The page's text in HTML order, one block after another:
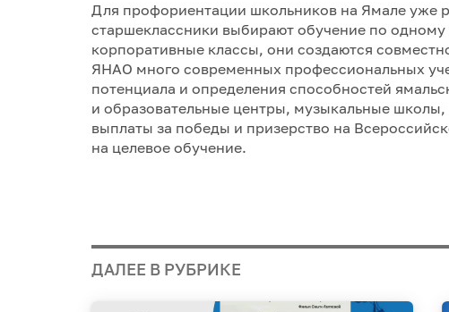
Для профориентации школьников на Ямале уже
старшеклассники выбирают обучение по
корпоративные классы, они создаются
ЯНАО много современных профессиональных
потенциала и определения способностей
и образовательные центры, музыкальные
выплаты за победы и призерство на
на целевое обучение.
ДАЛЕЕ В РУБРИКЕ